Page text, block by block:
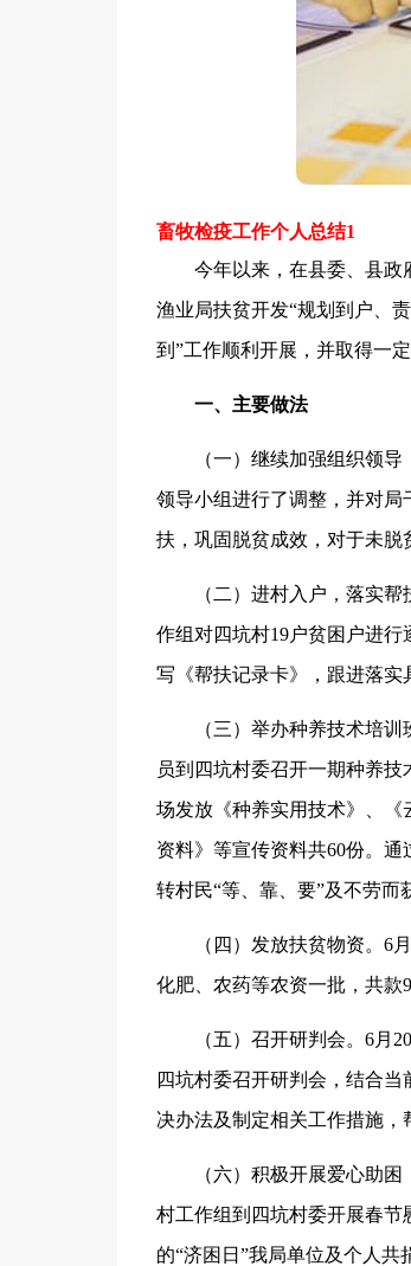
畜牧检疫工作个人总结1
今年以来，在县委、县政府
渔业局扶贫开发“规划到户、
到”工作顺利开展，并取得一
一、主要做法
（一）继续加强组织领导，
领导小组进行了调整，并对局
扶，巩固脱贫成效，对于未脱
（二）进村入户，落实帮扶
作组对四坑村19户贫困户进
写《帮扶记录卡》，跟进落实
（三）举办种养技术培训班
员到四坑村委召开一期种养
场发放《种养实用技术》、
资料》等宣传资料共60份。
转村民“等、靠、要”及不劳而
（四）发放扶贫物资。6月
化肥、农药等农资一批，共款
（五）召开研判会。6月20
四坑村委召开研判会，结合
决办法及制定相关工作措施，
（六）积极开展爱心助困，
村工作组到四坑村委开展春节
的“济困日”我局单位及个人共